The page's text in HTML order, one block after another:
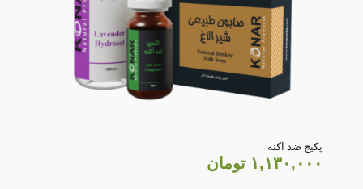
4.30
پکیج ضد آکنه
۱,۱۳۰,۰۰۰ تومان